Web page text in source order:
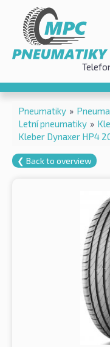
Pneumatiky »
Letní pneumatiky »
Kleber Dynaxer HP4
❮ Back to overview